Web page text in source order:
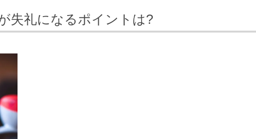
失礼になるポイントは?